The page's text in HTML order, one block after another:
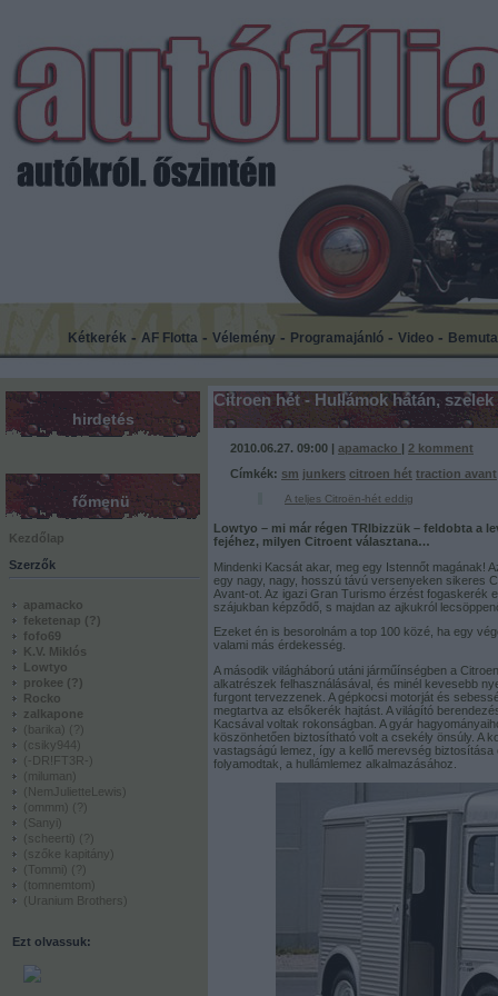
Kétkerék - AF Flotta - Vélemény- Programajánló- Video-
hirdetés
főmenü
Kezdőlap
Szerzők
apamacko
feketenap (?)
fofo69
K.V. Miklós
Lowtyo
prokee (?)
Rocko
zalkapone
(barika) (?)
(csiky944)
(-DR!FT3R-)
(miluman)
(NemJulietteLewis)
(ommm) (?)
(Sanyi)
(scheerti) (?)
(szőke kapitány)
(Tommi) (?)
(tomnemtom)
(Uranium Brothers)
Ezt olvassuk:
Citroen hét - Hullámok hátán,
2010.06.27. 09:00 | apamacko | 2 komment
Címkék: sm junkers citroen hét traction avant
A teljes Citroën-hét eddig
Lowtyo – mi már régen TRIbizzük – feldobta a
fejéhez, milyen Citroent választana…
Mindenki Kacsát akar, meg egy Istennőt magának!
egy nagy, nagy, hosszú távú versenyeken sikeres
Avant-ot. Az igazi Gran Turismo érzést fogaskerék
szájukban képződő, s majdan az ajkukról
Ezeket én is besorolnám a top 100 közé, ha egy
valami más érdekesség.
A második világháború utáni járműínségben a
alkatrészek felhasználásával, és minél kevesebb
furgont tervezzenek. A gépkocsi motorját és
megtartva az elsőkerék hajtást. A világító
Kacsával voltak rokonságban. A gyár
köszönhetően biztosítható volt a csekély önsúly. A
vastagságú lemez, így a kellő merevség
folyamodtak, a hullámlemez alkalmazásához.